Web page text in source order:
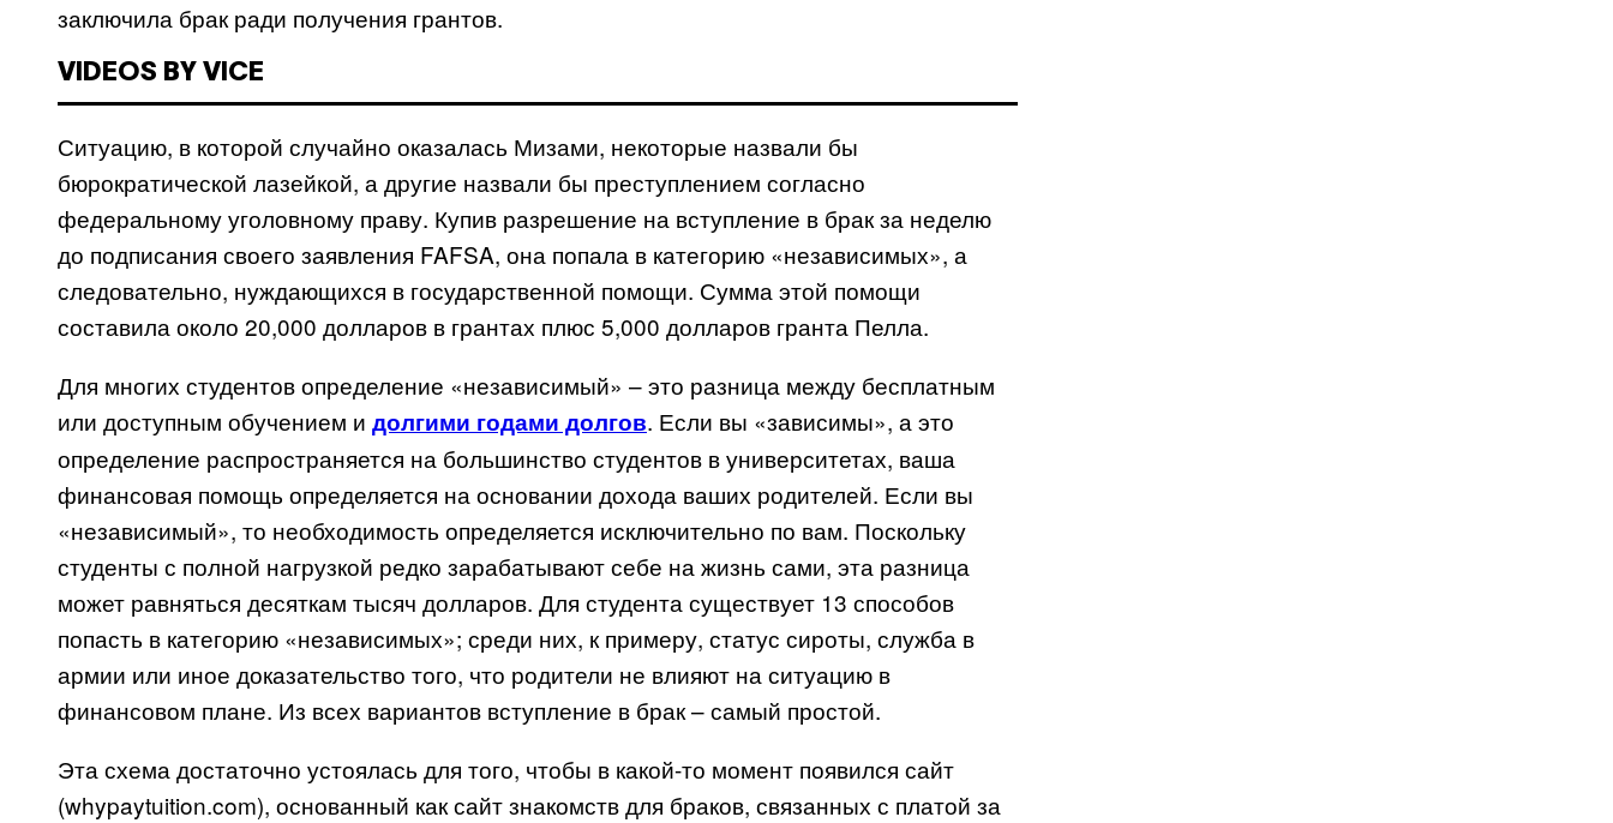
заключила брак ради получения грантов.
VIDEOS BY VICE
Ситуацию, в которой случайно оказалась Мизами, некоторые назвали бы
бюрократической лазейкой, а другие назвали бы преступлением согласно
федеральному уголовному праву. Купив разрешение на вступление в брак за неделю
до подписания своего заявления FAFSA, она попала в категорию «независимых», а
следовательно, нуждающихся в государственной помощи. Сумма этой помощи
составила около 20,000 долларов в грантах плюс 5,000 долларов гранта Пелла.
Для многих студентов определение «независимый» – это разница между бесплатным
или доступным обучением и долгими годами долгов. Если вы «зависимы», а это
определение распространяется на большинство студентов в университетах, ваша
финансовая помощь определяется на основании дохода ваших родителей. Если вы
«независимый», то необходимость определяется исключительно по вам. Поскольку
студенты с полной нагрузкой редко зарабатывают себе на жизнь сами, эта разница
может равняться десяткам тысяч долларов. Для студента существует 13 способов
попасть в категорию «независимых»; среди них, к примеру, статус сироты, служба в
армии или иное доказательство того, что родители не влияют на ситуацию в
финансовом плане. Из всех вариантов вступление в брак – самый простой.
Эта схема достаточно устоялась для того, чтобы в какой-то момент появился сайт
(whypaytuition.com), основанный как сайт знакомств для браков, связанных с платой за